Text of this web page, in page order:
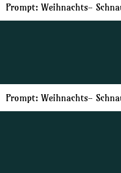
Prompt: Weihnachts-
Prompt: Weihnachts-